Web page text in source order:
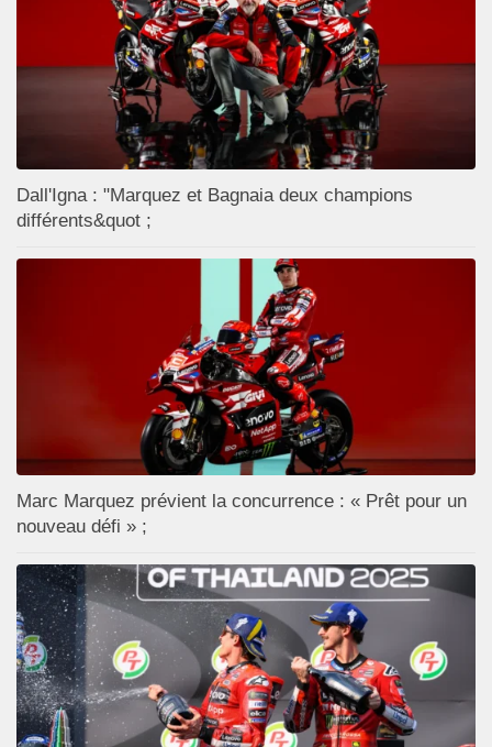
Dall'Igna : "Marquez et Bagnaia deux champions
différents&quot ;
Marc Marquez prévient la concurrence : « Prêt pour un
nouveau défi » ;